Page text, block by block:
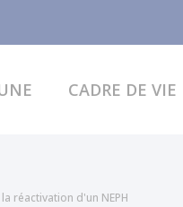
CADRE DE VIE
réactivation d'un NEPH